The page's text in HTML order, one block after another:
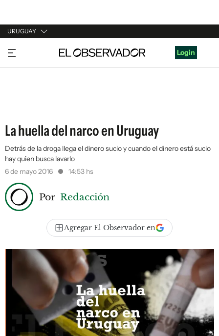
URUGUAY
URUGUAY
ARGENTINA
Login
La huella del narco en Uruguay
Detrás de la droga llega el dinero sucio y cuando el dinero está sucio
hay quien busca lavarlo
6 de mayo 2016
14:53 hs
Por Redacción
Agregar El Observador en